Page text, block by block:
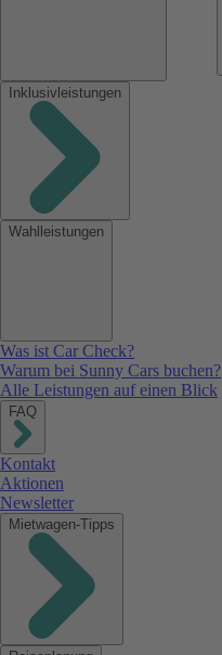
Inklusivleistungen
Wahlleistungen
Was ist Car Check?
Warum bei Sunny Cars buchen?
Alle Leistungen auf einen Blick
FAQ
Kontakt
Aktionen
Newsletter
Mietwagen-Tipps